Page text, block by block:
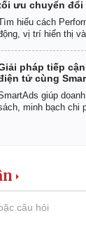
ưu chuyển đổi
hiểu cách
vị trí hiển thị
pháp tiếp
tử cùng
giúp
minh bạch chi